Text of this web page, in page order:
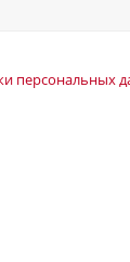
персональных